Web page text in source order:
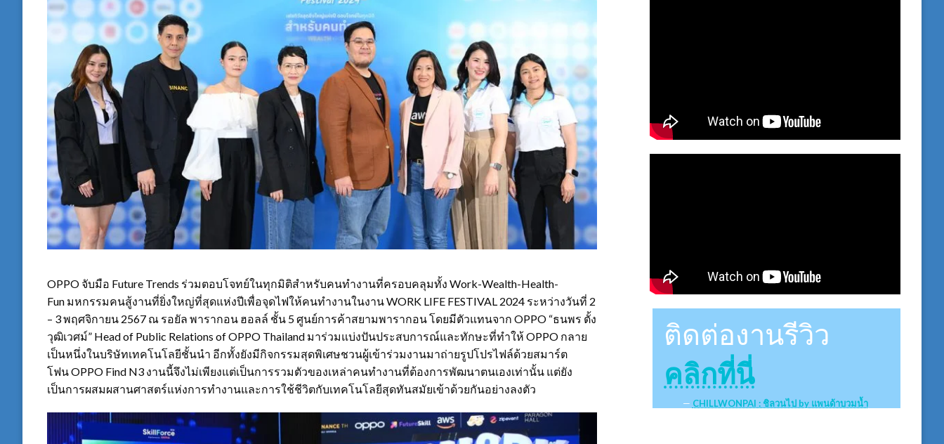
OPPO จับมือ Future Trends ร่วมตอบโจทย์ในทุกมิติสำหรับคนทำงานที่ครอบคลุมทั้ง Work-Wealth-Health-
Fun มหกรรมคนสู้งานที่ยิ่งใหญ่ที่สุดแห่งปีเพื่อจุดไฟให้คนทำงานในงานWORK LIFE FESTIVAL 2024 ระหว่างวันที่ 2
– 3พฤศจิกายน 2567 ณ รอยัล พารากอน ฮอลล์ ชั้น 5ศูนย์การค้าสยามพารากอน โดยมีตัวแทนจาก OPPO “ธนพร ตั้ง
วุฒิเวศม์” Head of Public Relations of OPPO Thailand มาร่วมแบ่งปันประสบการณ์และทักษะที่ทำให้ OPPO กลาย
เป็นหนึ่งในบริษัทเทคโนโลยีชั้นนำ อีกทั้งยังมีกิจกรรมสุดพิเศษชวนผู้เข้าร่วมงานมาถ่ายรูปโปรไฟล์ด้วยสมาร์ต
โฟนOPPO Find N3 งานนี้จึงไม่เพียงแต่เป็นการรวมตัวของเหล่าคนทำงานที่ต้องการพัฒนาตนเองเท่านั้น แต่ยัง
เป็นการผสมผสานศาสตร์แห่งการทำงานและการใช้ชีวิตกับเทคโนโลยีสุดทันสมัยเข้าด้วยกันอย่างลงตัว
ติดต่องานรีวิว
คลิกที่นี่
CHILLWONPAI : ชิลวนไป by แพนด้าบวมน้ำ